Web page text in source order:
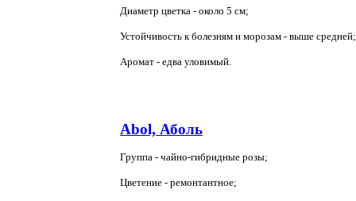
Диаметр цветка - около 5 см;
Устойчивость к болезням и морозам - выше средней;
Аромат - едва уловимый.
Abol, Аболь
Группа - чайно-гибридные розы;
Цветение - ремонтантное;